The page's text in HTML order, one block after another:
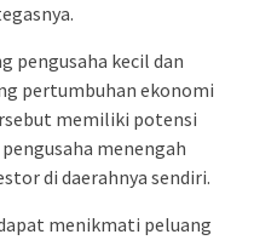
pengusaha kecil dan
pertumbuhan ekonomi
memiliki potensi
menengah
di daerahnya sendiri.
menikmati peluang